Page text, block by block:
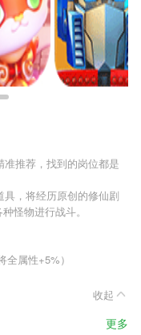
推荐，找到的岗位都是
，将经历原创的修仙剧
怪物进行战斗。
属性+5%）
收起
更多